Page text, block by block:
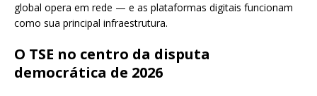
global opera em rede — e as plataformas digitais funcionam
como sua principal infraestrutura.
O TSE no centro da disputa
democrática de 2026